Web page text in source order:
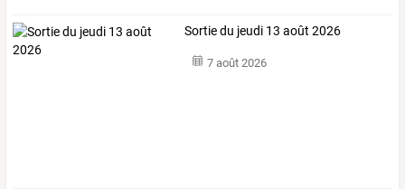
Sortie du jeudi 13 août 2026
7 août 2026